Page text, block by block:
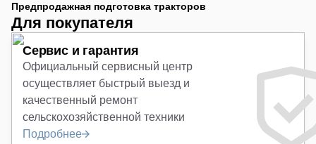
Предпродажная подготовка тракторов
Для покупателя
Сервис и гарантия
Официальный сервисный центр
осуществляет быстрый выезд и
качественный ремонт
сельскохозяйственной техники
Подробнее